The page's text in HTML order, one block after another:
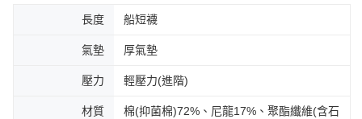
長度 船短襪
氣墊 厚氣墊
壓力 輕壓力(進階)
材質
棉(抑菌棉)72%、尼龍17%、聚酯纖維(含石